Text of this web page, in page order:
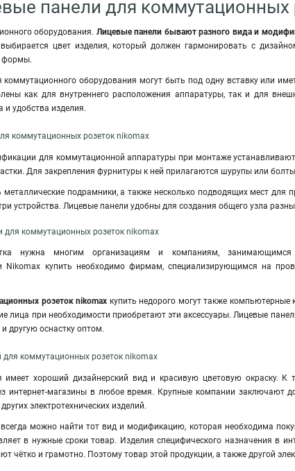
панели для коммутационных
оборудования. Лицевые панели бывают разного вида и
цвет изделия, который должен гармонировать с
формы.
оборудования могут быть под одну вставку или
как для внутреннего расположения аппаратуры, так и для
и удобства изделия.
коммутационных розеток nikomax
для коммутационной аппаратуры при монтаже
Для закрепления фурнитуры к ней прилагаются шурупы или
подрамники,а также несколько подводящих мест для
устройства. Лицевые панели удобны для создания общего узла
для коммутационных розеток nikomax
нужна многим организациям и компаниям,
Nikomax купить необходимо фирмам, специализирующимся на
розеток nikomax купить недорого могут также
лица при необходимости приобретают эти аксессуары. Лицевые
другую оснастку оптом.
коммутационных розеток nikomax
имеет хороший дизайнерский вид и красивую цветовую окраску.
интернет-магазины в любое время. Крупные компании заключают
электротехнических изделий.
можно найти тот вид и модификацию, которая необходима
в нужные сроки товар. Изделия специфического назначения в
чётко и грамотно. Поэтому товар этой продукции, а также другой